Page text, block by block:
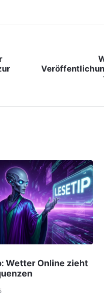
Wetter Online zieht